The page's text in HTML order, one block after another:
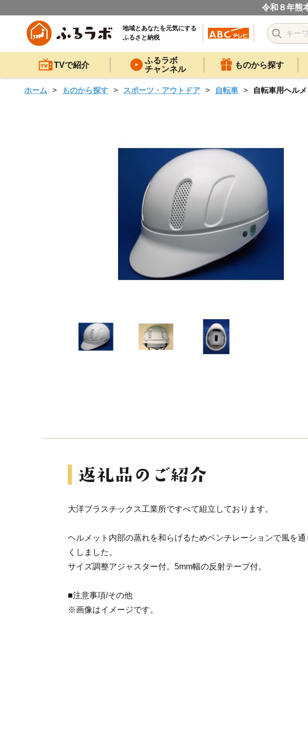
令和８年熊
地域とあなたを元気にする
ふるさと納税
TVで紹介
ふるラボ
チャンネル
ものから探す
ホーム ものから探す スポーツ・アウトドア 自転車 自転車用ヘル
大洋プラスチックス工業所ですべて組立しております。
ヘルメット内部の蒸れを和らげるためベンチレーションで風を通
くしました。
サイズ調整アジャスター付。5mm幅の反射テープ付。
■注意事項/その他
※画像はイメージです。